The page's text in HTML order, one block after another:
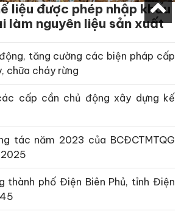
liệu được phép nhập khẩu
làm nguyên liệu sản xuất
tăng cường các biện pháp cấp
chữa cháy rừng
cấp cần chủ động xây dựng kế
tác năm 2023 của BCĐCTMTQG
thành phố Điện Biên Phủ, tỉnh Điện